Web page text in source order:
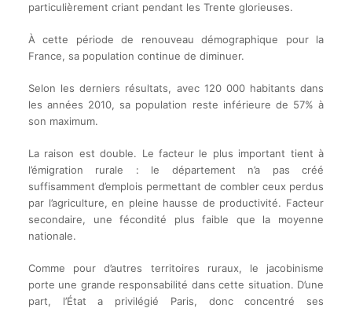
particulièrement criant pendant les Trente glorieuses.
À cette période de renouveau démographique pour la
France, sa population continue de diminuer.
Selon les derniers résultats, avec 120 000 habitants dans
les années 2010, sa population reste inférieure de 57% à
son maximum.
La raison est double. Le facteur le plus important tient à
l’émigration rurale : le département n’a pas créé
suffisamment d’emplois permettant de combler ceux perdus
par l’agriculture, en pleine hausse de productivité. Facteur
secondaire, une fécondité plus faible que la moyenne
nationale.
Comme pour d’autres territoires ruraux, le jacobinisme
porte une grande responsabilité dans cette situation. D’une
part, l’État a privilégié Paris, donc concentré ses